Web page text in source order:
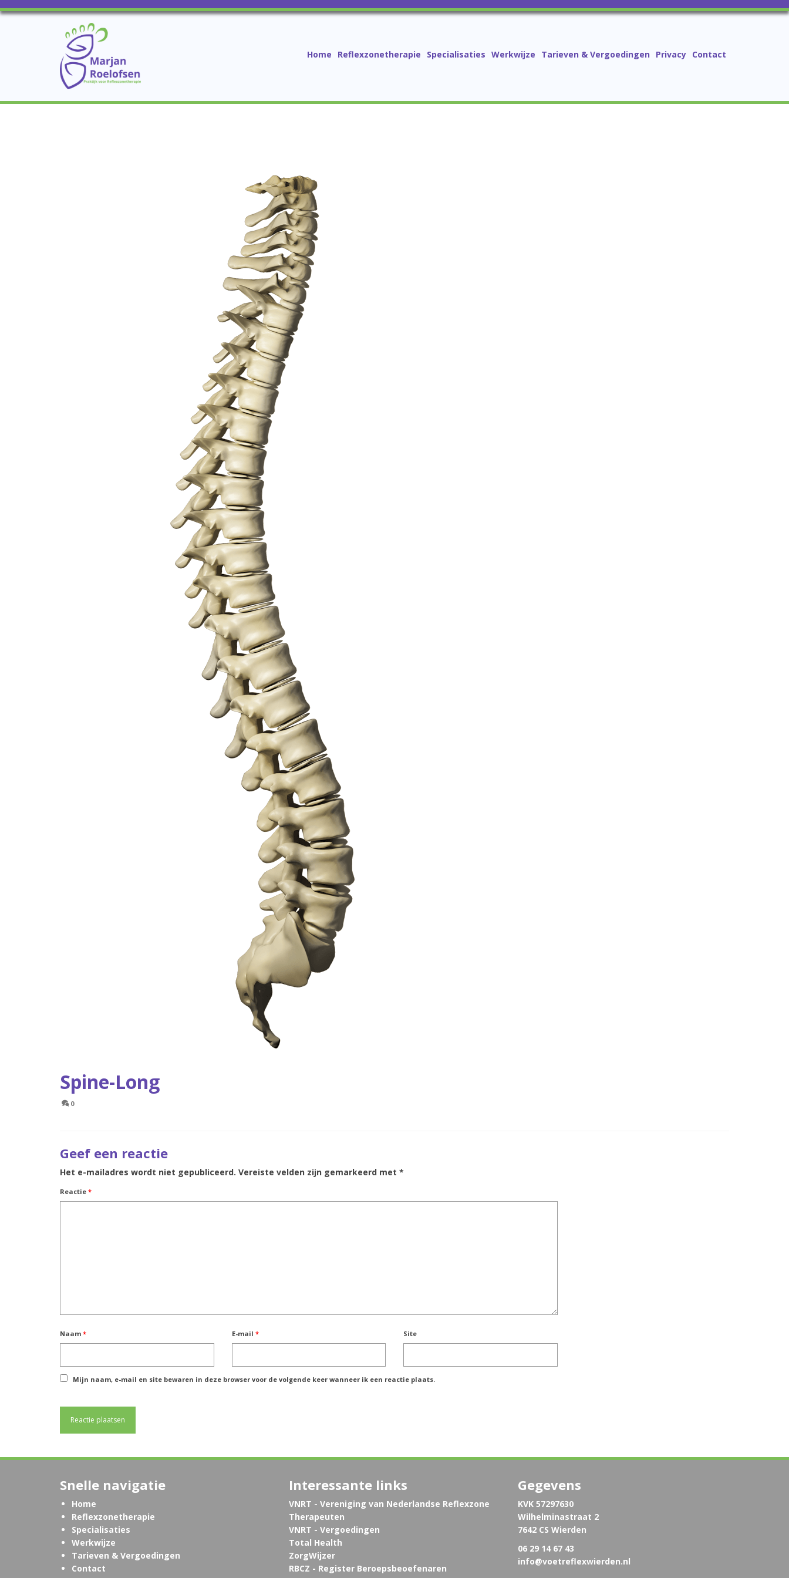
Home Reflexzonetherapie Specialisaties Werkwijze Tarieven & Vergoedingen Privacy Contact
Spine-Long
0
Geef een reactie
Het e-mailadres wordt niet gepubliceerd. Vereiste velden zijn gemarkeerd met *
Reactie *
Naam * E-mail * Site
Mijn naam, e-mail en site bewaren in deze browser voor de volgende keer wanneer ik een reactie plaats.
Snelle navigatie
Home
Reflexzonetherapie
Specialisaties
Werkwijze
Tarieven & Vergoedingen
Contact
Interessante links
VNRT - Vereniging van Nederlandse Reflexzone
Therapeuten
VNRT - Vergoedingen
Total Health
ZorgWijzer
RBCZ - Register Beroepsbeoefenaren
Gegevens
KVK 57297630
Wilhelminastraat 2
7642 CS Wierden
06 29 14 67 43
info@voetreflexwierden.nl